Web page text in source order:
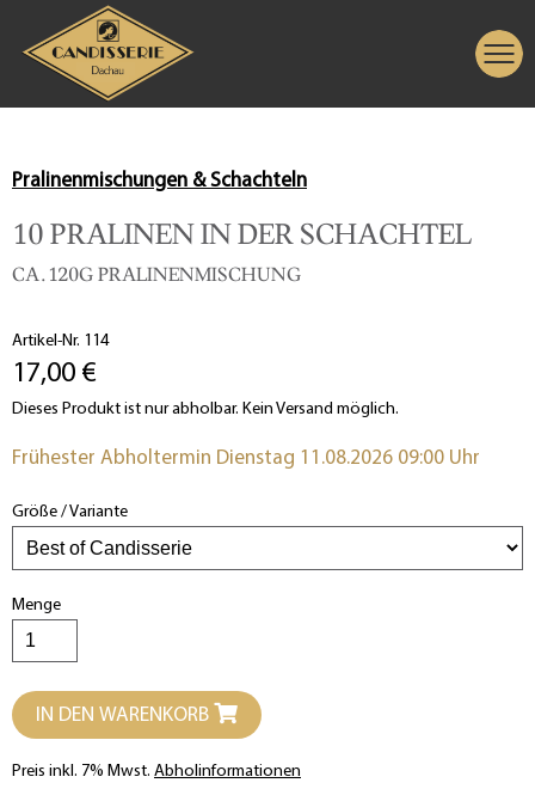
Pralinenmischungen & Schachteln
10 PRALINEN IN DER SCHACHTEL
CA. 120G PRALINENMISCHUNG
Artikel-Nr. 114
17,00 €
Dieses Produkt ist nur abholbar. Kein Versand möglich.
Frühester Abholtermin Dienstag 11.08.2026 09:00 Uhr
Größe / Variante
Menge
IN DEN WARENKORB
Preis inkl. 7% Mwst. Abholinformationen